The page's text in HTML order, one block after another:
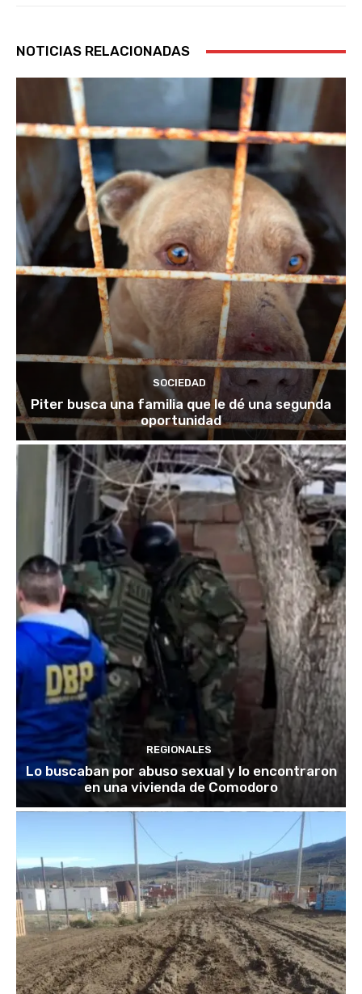
NOTICIAS RELACIONADAS
SOCIEDAD
Piter busca una familia que le dé una segunda
oportunidad
REGIONALES
Lo buscaban por abuso sexual y lo encontraron
en una vivienda de Comodoro